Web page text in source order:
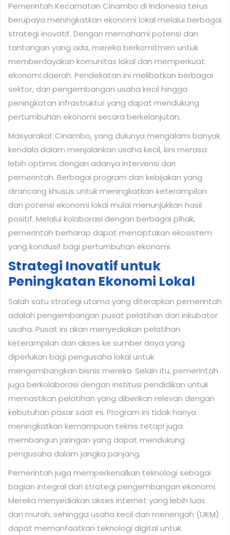
Pemerintah Kecamatan Cinambo di Indonesia terus
berupaya meningkatkan ekonomi lokal melalui berbagai
strategi inovatif. Dengan memahami potensi dan
tantangan yang ada, mereka berkomitmen untuk
memberdayakan komunitas lokal dan memperkuat
ekonomi daerah. Pendekatan ini melibatkan berbagai
sektor, dari pengembangan usaha kecil hingga
peningkatan infrastruktur yang dapat mendukung
pertumbuhan ekonomi secara berkelanjutan.
Masyarakat Cinambo, yang dulunya mengalami banyak
kendala dalam menjalankan usaha kecil, kini merasa
lebih optimis dengan adanya intervensi dari
pemerintah. Berbagai program dan kebijakan yang
dirancang khusus untuk meningkatkan keterampilan
dan potensi ekonomi lokal mulai menunjukkan hasil
positif. Melalui kolaborasi dengan berbagai pihak,
pemerintah berharap dapat menciptakan ekosistem
yang kondusif bagi pertumbuhan ekonomi.
Strategi Inovatif untuk
Peningkatan Ekonomi Lokal
Salah satu strategi utama yang diterapkan pemerintah
adalah pengembangan pusat pelatihan dan inkubator
usaha. Pusat ini akan menyediakan pelatihan
keterampilan dan akses ke sumber daya yang
diperlukan bagi pengusaha lokal untuk
mengembangkan bisnis mereka. Selain itu, pemerintah
juga berkolaborasi dengan institusi pendidikan untuk
memastikan pelatihan yang diberikan relevan dengan
kebutuhan pasar saat ini. Program ini tidak hanya
meningkatkan kemampuan teknis tetapi juga
membangun jaringan yang dapat mendukung
pengusaha dalam jangka panjang.
Pemerintah juga memperkenalkan teknologi sebagai
bagian integral dari strategi pengembangan ekonomi.
Mereka menyediakan akses internet yang lebih luas
dan murah, sehingga usaha kecil dan menengah (UKM)
dapat memanfaatkan teknologi digital untuk